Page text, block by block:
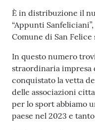
S
a
n
f
e
l
i
c
i
a
Contenuto
È in distribuzione il
“Appunti
Comune di San Felice
In questo numero
straordinaria impresa
conquistato la vetta
delle associazioni
per lo sport abbiamo
paese nel 2023 e